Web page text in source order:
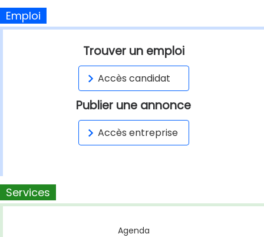
Emploi
Trouver un emploi
Accès candidat
Publier une annonce
Accès entreprise
Services
Agenda